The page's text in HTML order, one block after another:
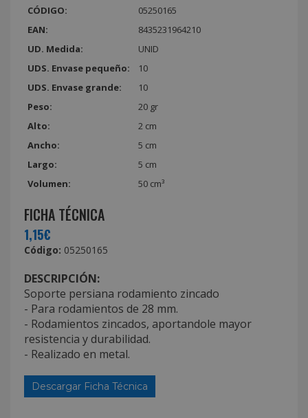
CÓDIGO:
05250165
EAN:
8435231964210
UD. Medida:
UNID
UDS. Envase pequeño:
10
UDS. Envase grande:
10
Peso:
20 gr
Alto:
2 cm
Ancho:
5 cm
Largo:
5 cm
Volumen:
50 cm³
FICHA TÉCNICA
1,15€
Código: 05250165
DESCRIPCIÓN:
Soporte persiana rodamiento zincado
- Para rodamientos de 28 mm.
- Rodamientos zincados, aportandole mayor
resistencia y durabilidad.
- Realizado en metal.
Descargar Ficha Técnica